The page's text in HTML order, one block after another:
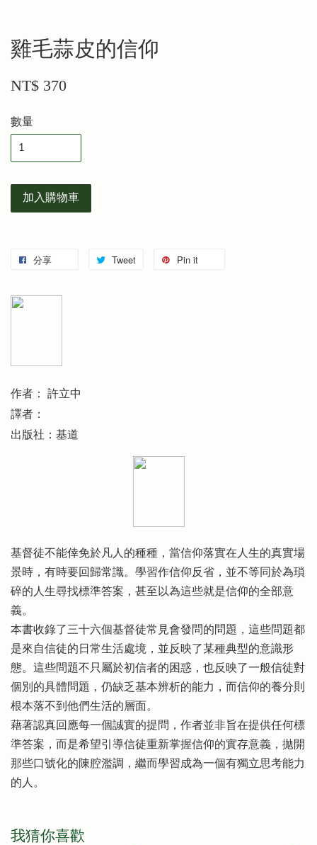
雞毛蒜皮的信仰
NT$ 370
數量
加入購物車
分享 Tweet Pin it
作者： 許立中
譯者：
出版社：基道
基督徒不能倖免於凡人的種種，當信仰落實在人生的真實場
景時，有時要回歸常識。學習作信仰反省，並不等同於為瑣
碎的人生尋找標準答案，甚至以為這些就是信仰的全部意
義。
本書收錄了三十六個基督徒常見會發問的問題，這些問題都
是來自信徒的日常生活處境，並反映了某種典型的意識形
態。這些問題不只屬於初信者的困惑，也反映了一般信徒對
個別的具體問題，仍缺乏基本辨析的能力，而信仰的養分則
根本落不到他們生活的層面。
藉著認真回應每一個誠實的提問，作者並非旨在提供任何標
準答案，而是希望引導信徒重新掌握信仰的實存意義，拋開
那些口號化的陳腔濫調，繼而學習成為一個有獨立思考能力
的人。
我猜你喜歡